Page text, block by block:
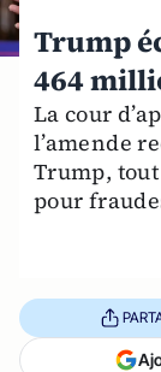
Trump
464
La cour
l’amende
Trump,
pour